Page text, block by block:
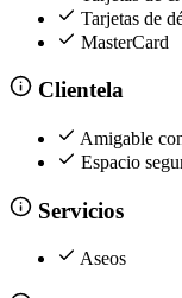
Tarjetas de
MasterCard
Clientela
Amigable
Espacio
Servicios
Aseos